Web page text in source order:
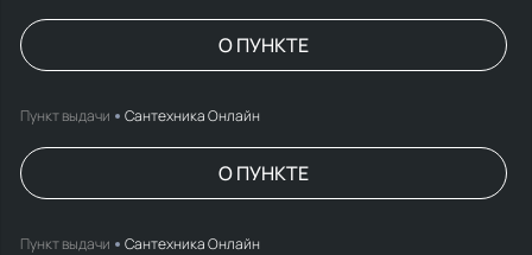
О ПУНКТЕ
Пункт выдачи Сантехника Онлайн
О ПУНКТЕ
Пункт выдачи Сантехника Онлайн